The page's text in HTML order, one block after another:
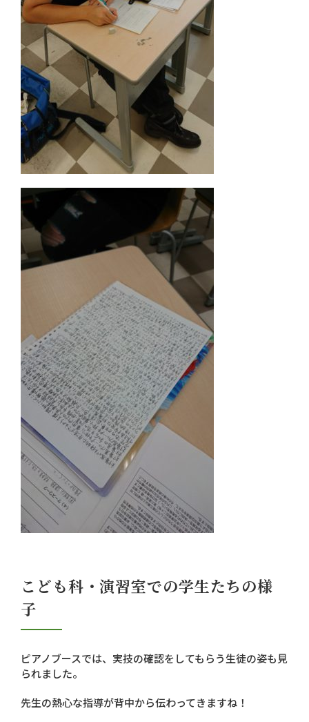
こども科・演習室での学生たちの様
子
ピアノブースでは、実技の確認をしてもらう生徒の姿も見
られました。
先生の熱心な指導が背中から伝わってきますね！